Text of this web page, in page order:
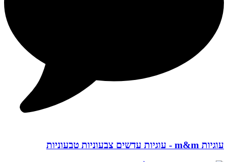
עוגיות m&m - עוגיות עדשים צבעוניות טבעוניות